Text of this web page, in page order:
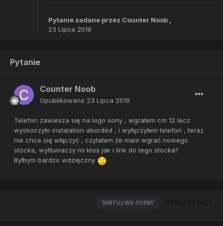
Pytanie zadane przez Counter Noob ,
23 Lipca 2016
Pytanie
Counter Noob
Opublikowano 23 Lipca 2016
Telefon zawiesza się na logo sony , wgrałem cm 12 lecz
wyskoczyło instalation aborded , i wyłączyłem telefon , teraz
nie chce się włączyć , czytałem że mam wgrać nowego
stocka, wytłumaczy mi ktoś jak i link do tego stocka?
Byłbym bardzo wdzięczny
SORTUJ WG OCENY SORTUJ WG DATY